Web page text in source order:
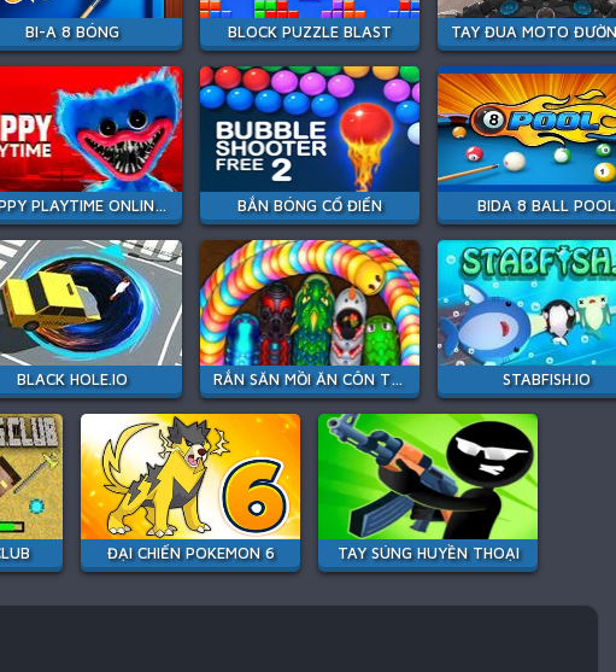
BI-A 8 BÓNG BLOCK PUZZLE BLAST
POPPY PLAYTIME ONLINE EDITION BẮN BÓNG CỔ ĐIỂN BIDA 8 BALL POOL
BLACK HOLE.IO RẮN SĂN MỒI ĂN CÔN TRÙNG STABFISH.IO
ĐẠI CHIẾN POKEMON 6 TAY SÚNG HUYỀN THOẠI